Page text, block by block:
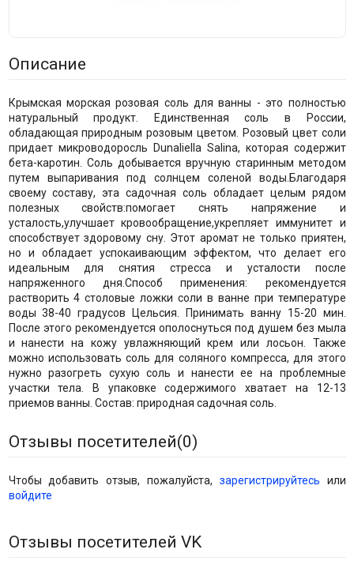
Описание
Крымская морская розовая соль для ванны - это полностью
натуральный продукт. Единственная соль в России,
обладающая природным розовым цветом. Розовый цвет соли
придает микроводоросль Dunaliella Salina, которая содержит
бета-каротин. Соль добывается вручную старинным методом
путем выпаривания под солнцем соленой воды.Благодаря
своему составу, эта садочная соль обладает целым рядом
полезных свойств:помогает снять напряжение и
усталость,улучшает кровообращение,укрепляет иммунитет и
способствует здоровому сну. Этот аромат не только приятен,
но и обладает успокаивающим эффектом, что делает его
идеальным для снятия стресса и усталости после
напряженного дня.Способ применения: рекомендуется
растворить 4 столовые ложки соли в ванне при температуре
воды 38-40 градусов Цельсия. Принимать ванну 15-20 мин.
После этого рекомендуется ополоснуться под душем без мыла
и нанести на кожу увлажняющий крем или лосьон. Также
можно использовать соль для соляного компресса, для этого
нужно разогреть сухую соль и нанести ее на проблемные
участки тела. В упаковке содержимого хватает на 12-13
приемов ванны. Состав: природная садочная соль.
Отзывы посетителей(0)
Чтобы добавить отзыв, пожалуйста, зарегистрируйтесь или
войдите
Отзывы посетителей VK